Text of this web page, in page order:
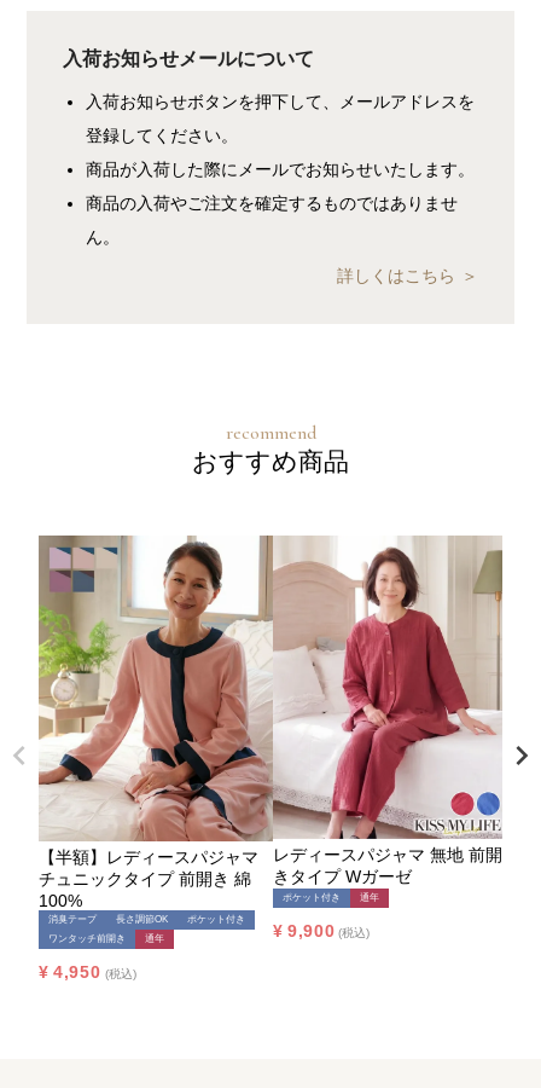
入荷お知らせメールについて
入荷お知らせボタンを押下して、メールアドレスを
登録してください。
商品が入荷した際にメールでお知らせいたします。
商品の入荷やご注文を確定するものではありませ
ん。
詳しくはこちら
おすすめ商品
【半額】レディースパジャマ
チュニックタイプ 前開き 綿
100%
消臭テープ 長さ調節OK
ポケット付き
ワンタッチ前開き
通年
¥ 4,950 税込
レディースパジャマ 無地 前開
きタイプ Wガーゼ
ポケット付き 通年
¥ 9,900 税込